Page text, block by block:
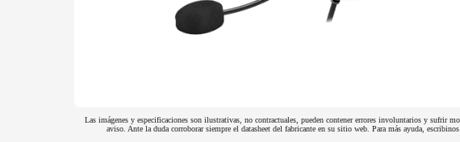
Las imágenes y especificaciones son ilustrativas, no contractuales, pueden contener errores involuntarios y sufrir
aviso. Ante la duda corroborar siempre el datasheet del fabricante en su sitio web. Para más ayuda,